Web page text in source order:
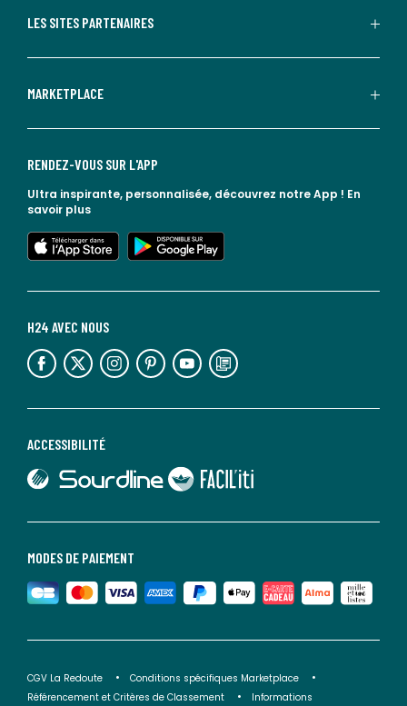
LES SITES PARTENAIRES
MARKETPLACE
MODES DE PAIEMENT
ACCESSIBILITÉ
lien vers Sourdline
lien vers Faciliti
H24 AVEC NOUS
lien vers l'espace réseaux sociaux lien vers l'espace réseaux sociaux lien vers l'espace réseaux sociaux lien vers l'espace réseaux sociaux lien vers l'espace réseaux sociaux lien vers le blog la redoute
RENDEZ-VOUS SUR L'APP
Ultra inspirante, personnalisée, découvrez notre App ! En
savoir plus
lien vers l'app store
lien vers google play
CGV La Redoute
Conditions spécifiques Marketplace
Référencement et Critères de Classement
Informations